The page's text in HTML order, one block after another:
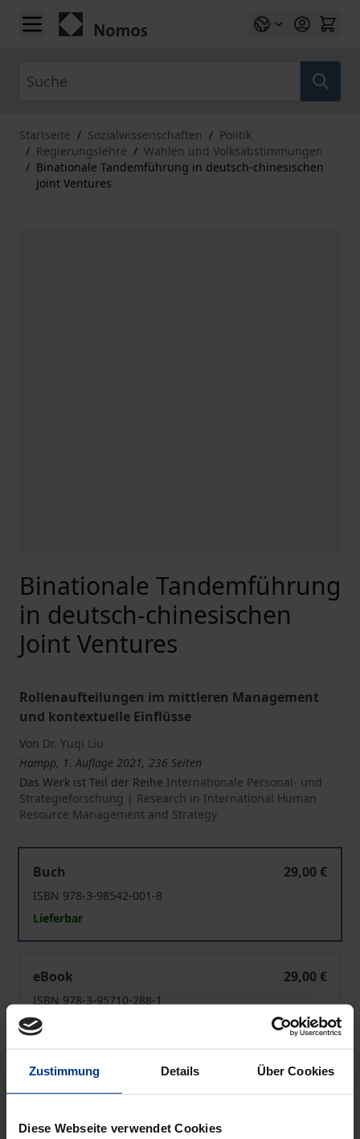
Zustimmung Details Über Cookies
Diese Webseite verwendet Cookies
Zum Inhalt springen
Startseite / Sozialwissenschaften / Politik
/ Regierungslehre / Wahlen und Volksabstimmungen
/ Binationale Tandemführung in deutsch-chinesischen
Joint Ventures
Binationale Tandemführung
in deutsch-chinesischen
Joint Ventures
Rollenaufteilungen im mittleren Management
und kontextuelle Einflüsse
Von Dr. Yuqi Liu
Hampp, 1. Auflage 2021, 236 Seiten
Das Werk ist Teil der Reihe Internationale Personal- und
Strategieforschung | Research in International Human
Resource Management and Strategy
Buch
29,00 €
ISBN 978-3-98542-001-8
Lieferbar
eBook
29,00 €
ISBN 978-3-95710-288-1
Lieferbar
Preisangaben inkl. MwSt. Abhängig von der Lieferadresse
kann die MwSt. an der Kasse variieren.